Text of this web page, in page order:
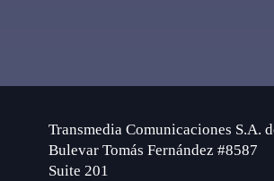
Transmedia Comunicaciones S.A.
Bulevar Tomás Fernández #8587
Suite 201